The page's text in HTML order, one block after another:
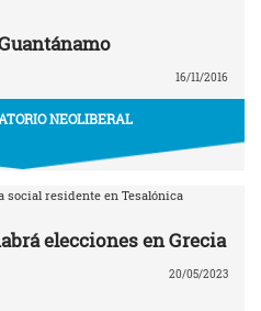
16/11/2016
NEOLIBERAL
social residente en Tesalónica
elecciones en Grecia
20/05/2023